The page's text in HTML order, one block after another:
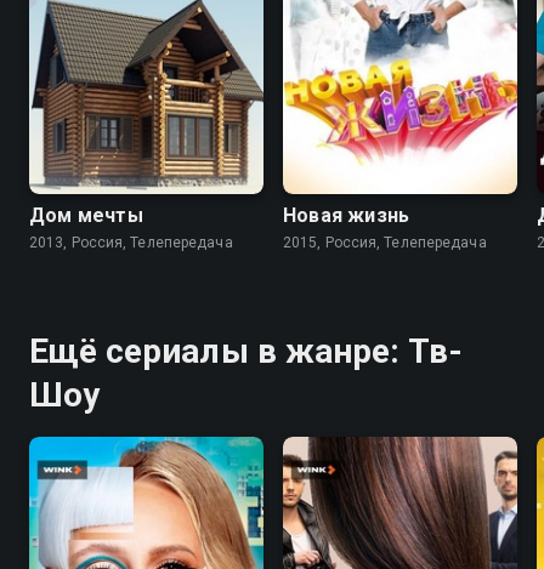
Дом мечты
2013, Россия, Телепередача
Новая жизнь
2015, Россия, Телепередача
Ещё сериалы в жанре: Тв-
Шоу